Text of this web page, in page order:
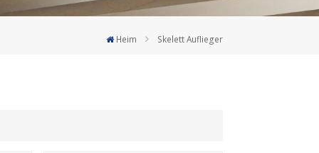
Heim Skelett Auflieger